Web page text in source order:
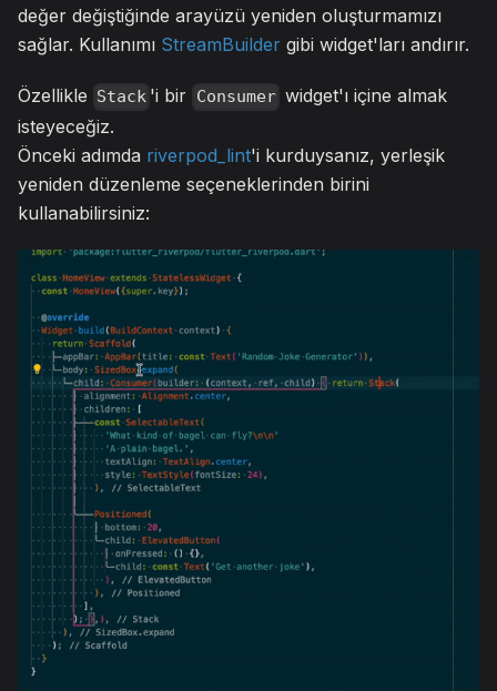
değer değiştiğinde arayüzü yeniden oluşturmamızı
sağlar. Kullanımı StreamBuilder gibi widget'ları andırır.
Özellikle Stack 'i bir Consumer widget'ı içine almak
isteyeceğiz.
Önceki adımda riverpod_lint'i kurduysanız, yerleşik
yeniden düzenleme seçeneklerinden birini
kullanabilirsiniz: